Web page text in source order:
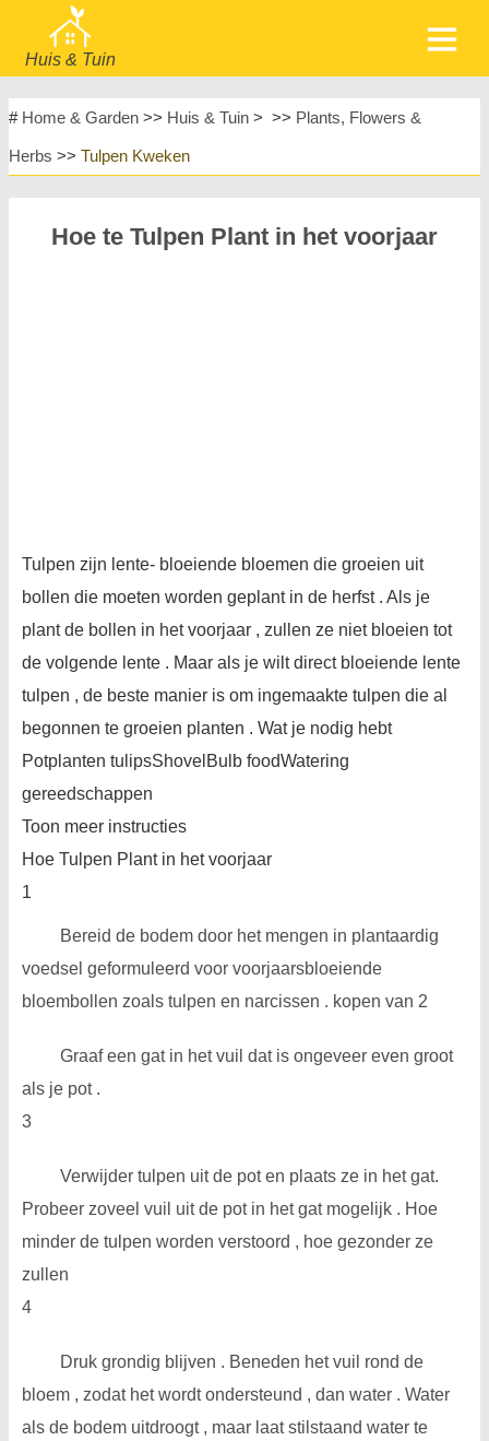
Huis & Tuin
Tuin & Gazon
Huisontwerp & Decoratie
Huisveiligheid
# Home & Garden >> Huis & Tuin > >> Plants, Flowers &
Herbs >> Tulpen Kweken
Hoe te Tulpen Plant in het voorjaar
Tulpen zijn lente- bloeiende bloemen die groeien uit
bollen die moeten worden geplant in de herfst . Als je
plant de bollen in het voorjaar , zullen ze niet bloeien tot
de volgende lente . Maar als je wilt direct bloeiende lente
tulpen , de beste manier is om ingemaakte tulpen die al
begonnen te groeien planten . Wat je nodig hebt
Potplanten tulipsShovelBulb foodWatering
gereedschappen
Toon meer instructies
Hoe Tulpen Plant in het voorjaar
1
Bereid de bodem door het mengen in plantaardig
voedsel geformuleerd voor voorjaarsbloeiende
bloembollen zoals tulpen en narcissen . kopen van 2
Graaf een gat in het vuil dat is ongeveer even groot
als je pot .
3
Verwijder tulpen uit de pot en plaats ze in het gat.
Probeer zoveel vuil uit de pot in het gat mogelijk . Hoe
minder de tulpen worden verstoord , hoe gezonder ze
zullen
4
Druk grondig blijven . Beneden het vuil rond de
bloem , zodat het wordt ondersteund , dan water . Water
als de bodem uitdroogt , maar laat stilstaand water te